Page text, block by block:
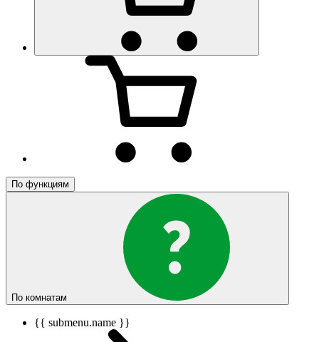
По функциям
По комнатам
{{ submenu.name }}